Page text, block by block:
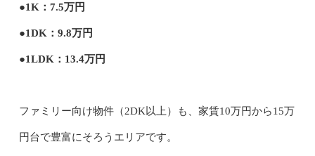
●1K：7.5万円
●1DK：9.8万円
●1LDK：13.4万円
ファミリー向け物件（2DK以上）も、家賃10万円から15万
円台で豊富にそろうエリアです。